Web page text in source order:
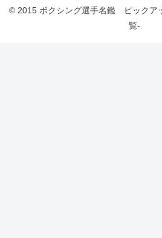
© 2015 ボクシング選手名鑑 ピック
覧-.